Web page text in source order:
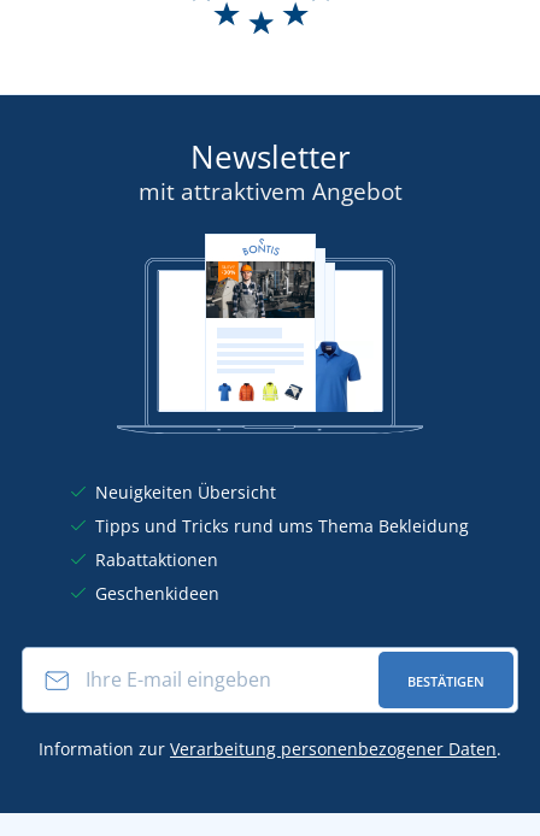
Newsletter
mit attraktivem Angebot
Neuigkeiten Übersicht
Tipps und Tricks rund ums Thema Bekleidung
Rabattaktionen
Geschenkideen
BESTÄTIGEN
Information zur Verarbeitung personenbezogener Daten.